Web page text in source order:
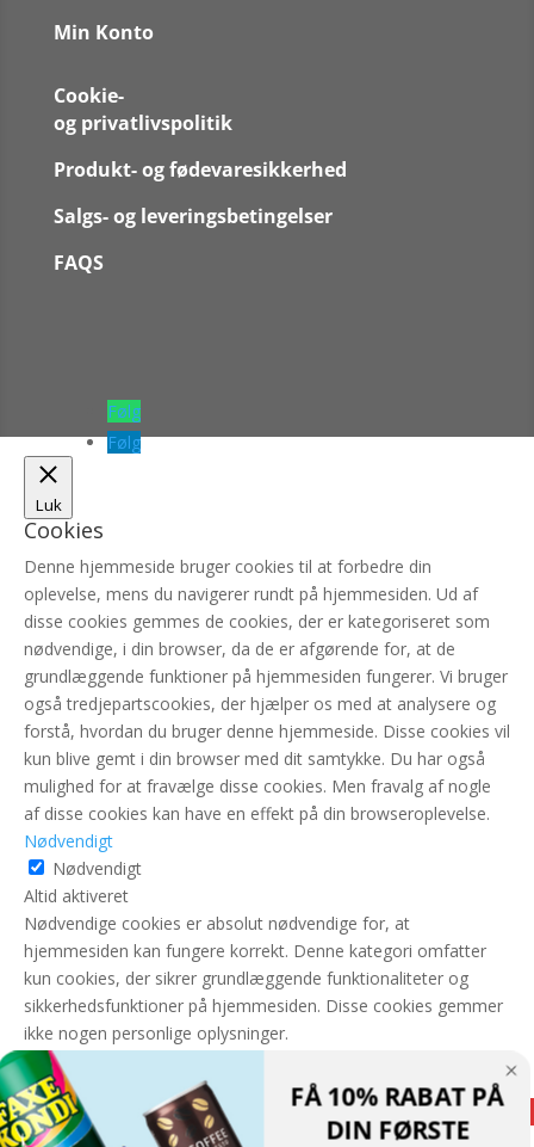
Min Konto
Cookie-
og privatlivspolitik
Produkt- og fødevaresikkerhed
Salgs- og leveringsbetingelser
FAQS
Følg
Følg
Luk
Cookies
Denne hjemmeside bruger cookies til at forbedre din
oplevelse, mens du navigerer rundt på hjemmesiden. Ud af
disse cookies gemmes de cookies, der er kategoriseret som
nødvendige, i din browser, da de er afgørende for, at de
grundlæggende funktioner på hjemmesiden fungerer. Vi bruger
også tredjepartscookies, der hjælper os med at analysere og
forstå, hvordan du bruger denne hjemmeside. Disse cookies vil
kun blive gemt i din browser med dit samtykke. Du har også
mulighed for at fravælge disse cookies. Men fravalg af nogle
af disse cookies kan have en effekt på din browseroplevelse.
Nødvendigt
Nødvendigt
Altid aktiveret
Nødvendige cookies er absolut nødvendige for, at
hjemmesiden kan fungere korrekt. Denne kategori omfatter
kun cookies, der sikrer grundlæggende funktionaliteter og
sikkerhedsfunktioner på hjemmesiden. Disse cookies gemmer
ikke nogen personlige oplysninger.
GEM & ACCEPTÈR
Translate »
Powered by
Translate
FÅ 10% RABAT PÅ
DIN FØRSTE